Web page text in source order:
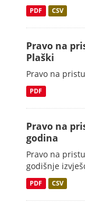
PDF CSV
Pravo na
Plaški
Pravo na
PDF
Pravo na
godina
Pravo na
godišnje
PDF CSV